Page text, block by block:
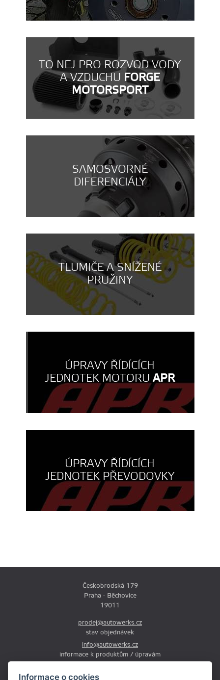
Informace o cookies
TO NEJ PRO ROZVOD VODY
A VZDUCHU FORGE
MOTORSPORT
SAMOSVORNÉ
DIFERENCIÁLY
TLUMIČE A SNÍŽENÉ
PRUŽINY
ÚPRAVY ŘÍDÍCÍCH
JEDNOTEK MOTORUAPR
ÚPRAVY ŘÍDÍCÍCH
JEDNOTEK PŘEVODOVKY
Českobrodská 179
Praha - Běchovice
19011
prodej@autowerks.cz
stav objednávek
info@autowerks.cz
informace k produktům / úpravám